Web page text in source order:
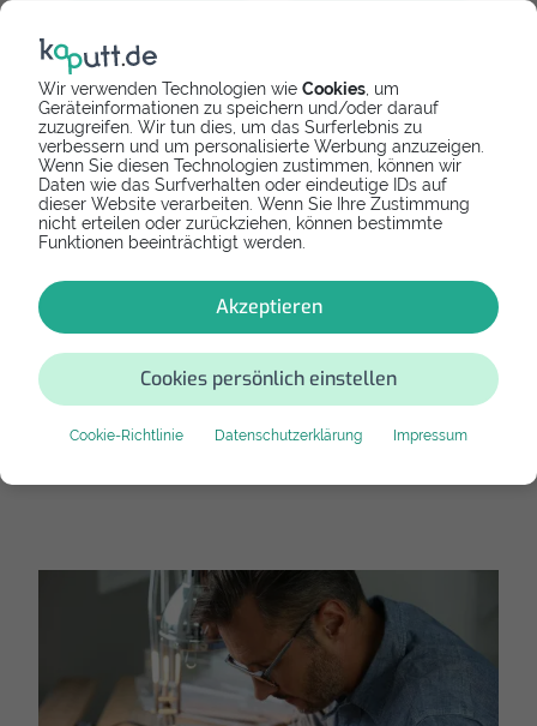
Wir verwenden Technologien wie Cookies , um
Geräteinformationen zu speichern und/oder darauf
zuzugreifen. Wir tun dies, um das Surferlebnis zu
verbessern und um personalisierte Werbung anzuzeigen.
Wenn Sie diesen Technologien zustimmen, können wir
Daten wie das Surfverhalten oder eindeutige IDs auf
dieser Website verarbeiten. Wenn Sie Ihre Zustimmung
nicht erteilen oder zurückziehen, können bestimmte
Funktionen beeinträchtigt werden.
Akzeptieren
Cookies persönlich einstellen
Cookie-Richtlinie Datenschutzerklärung Impressum
Nokia Nothing
Nubia OnePlus
OPPO
vivo Xiaomi